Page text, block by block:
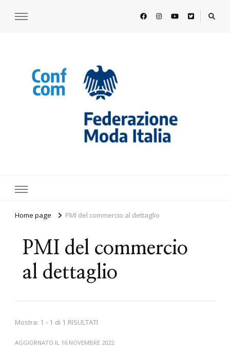
Home page PMI del commercio al dettaglio
PMI del commercio
al dettaglio
Mostra: 1 - 1 di 1 RISULTATI
AGGIORNATO IL 16 NOVEMBRE 2022